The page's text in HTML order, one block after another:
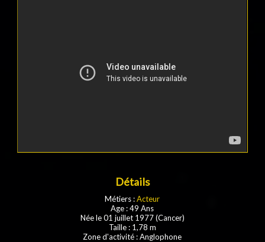
Détails
Métiers :Acteur
Age : 49 Ans
Née le 01 juillet 1977 (Cancer)
Taille : 1,78 m
Zone d'activité : Anglophone